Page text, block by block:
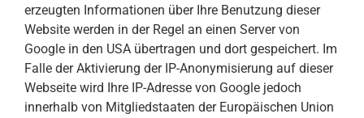
erzeugten Informationen über Ihre Benutzung dieser
Website werden in der Regel an einen Server von
Google in den USA übertragen und dort gespeichert. Im
Falle der Aktivierung der IP-Anonymisierung auf dieser
Webseite wird Ihre IP-Adresse von Google jedoch
innerhalb von Mitgliedstaaten der Europäischen Union